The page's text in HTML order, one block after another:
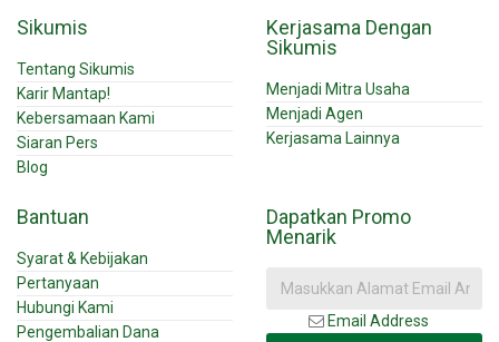
Sikumis
Tentang Sikumis
Karir Mantap!
Kebersamaan Kami
Siaran Pers
Blog
Kerjasama Dengan
Sikumis
Menjadi Mitra Usaha
Menjadi Agen
Kerjasama Lainnya
Bantuan
Syarat & Kebijakan
Pertanyaan
Hubungi Kami
Pengembalian Dana
Dapatkan Promo
Menarik
Email Address